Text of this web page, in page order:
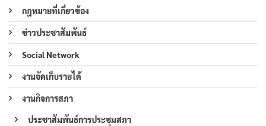
กฎหมายที่เกี่ยวข้อง
ข่าวประชาสัมพันธ์
Social Network
งานจัดเก็บรายได้
งานกิจการสภา
ประชาสัมพันธ์การประชุมสภา